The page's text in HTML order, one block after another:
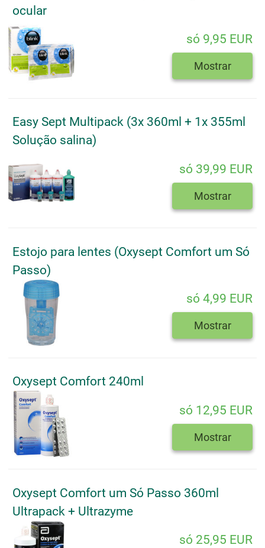
ocular
só 9,95 EUR
Mostrar
Easy Sept Multipack (3x 360ml + 1x 355ml
Solução salina)
só 39,99 EUR
Mostrar
Estojo para lentes (Oxysept Comfort um Só
Passo)
só 4,99 EUR
Mostrar
Oxysept Comfort 240ml
só 12,95 EUR
Mostrar
Oxysept Comfort um Só Passo 360ml
Ultrapack + Ultrazyme
só 25,95 EUR